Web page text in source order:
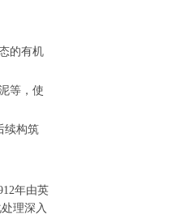
的有机
等，使
续构筑
年由英
理深入